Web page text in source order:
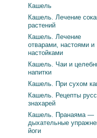
Кашель
Кашель. Лечение
растений
Кашель. Лечение
отварами, настоями и
настойками
Кашель. Чаи и
напитки
Кашель. При сухом
Кашель. Рецепты
знахарей
Кашель. Пранаяма —
дыхательные
йоги